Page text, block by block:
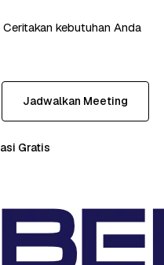
kebutuhan Anda
Jadwalkan Meeting
Gratis